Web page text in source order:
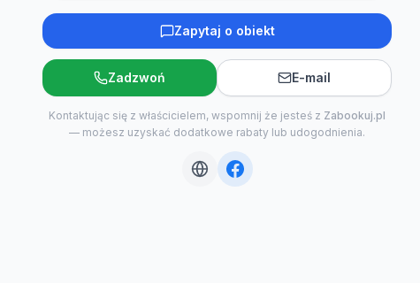
Zapytaj o obiekt
Zadzwoń E-mail
Kontaktując się z właścicielem, wspomnij że jesteś z Zabookuj.pl
— możesz uzyskać dodatkowe rabaty lub udogodnienia.